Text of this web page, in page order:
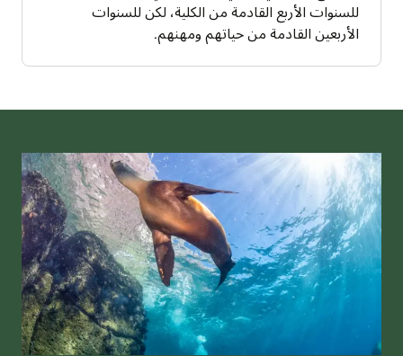
للسنوات الأربع القادمة من الكلية، لكن للسنوات
الأربعين القادمة من حياتهم ومهنهم.